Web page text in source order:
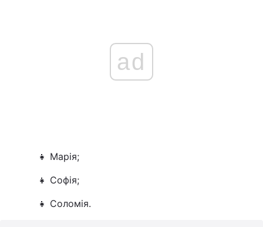
ad
👧 Марія;
👧 Софія;
👧 Соломія.